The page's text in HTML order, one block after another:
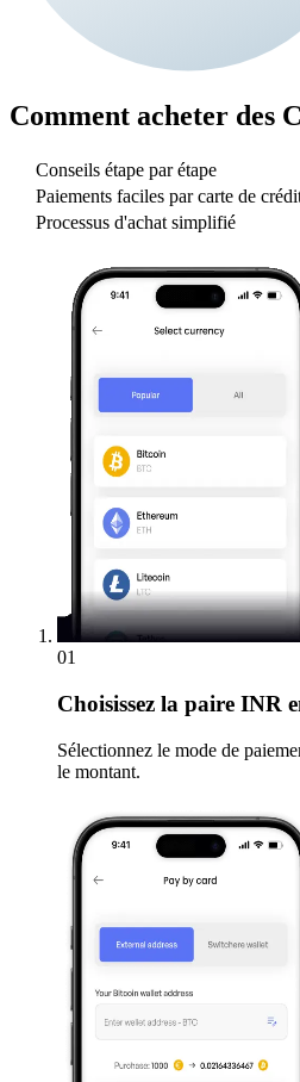
Comment acheter des
Conseils étape par étape
Paiements faciles par carte de
Processus d'achat simplifié
01
Choisissez la paire INR
Sélectionnez le mode de
le montant.